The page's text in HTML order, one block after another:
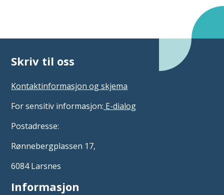
Skriv til oss
Kontaktinformasjon og skjema
For sensitiv informasjon: E-dialog
Postadresse:
Rønnebergplassen 17,
6084 Larsnes
Informasjon